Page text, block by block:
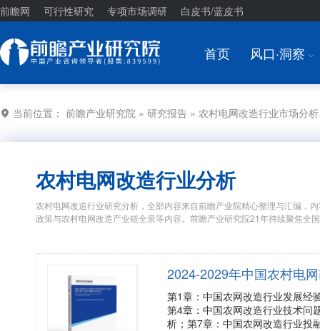
前瞻网 可行性研究 专项市场调研 白皮书/蓝皮书
首页 风口·洞察 I
当前位置： 前瞻产业研究院 » 研究报告 » 农村电网改造行业市场分
农村电网改造行业分析
农村电网改造行业研究分析，全部内容来自前瞻产业院精心整理与汇编，
政策与农村电网改造产业链全景等内容。前瞻产业研究院21年持续聚焦全
2024-2029年中国农村电
第1章：中国农网改造行业发展经
第4章：中国农网改造行业技术问
析；第7章：中国农网改造行业投